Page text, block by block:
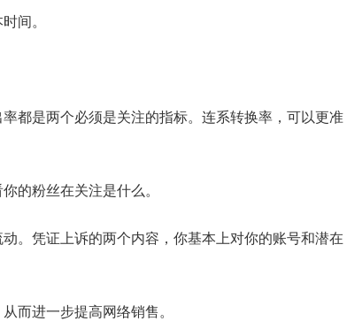
间。
都是两个必须是关注的指标。连系转换率，可以更准
的粉丝在关注是什么。
。凭证上诉的两个内容，你基本上对你的账号和潜在
而进一步提高网络销售。